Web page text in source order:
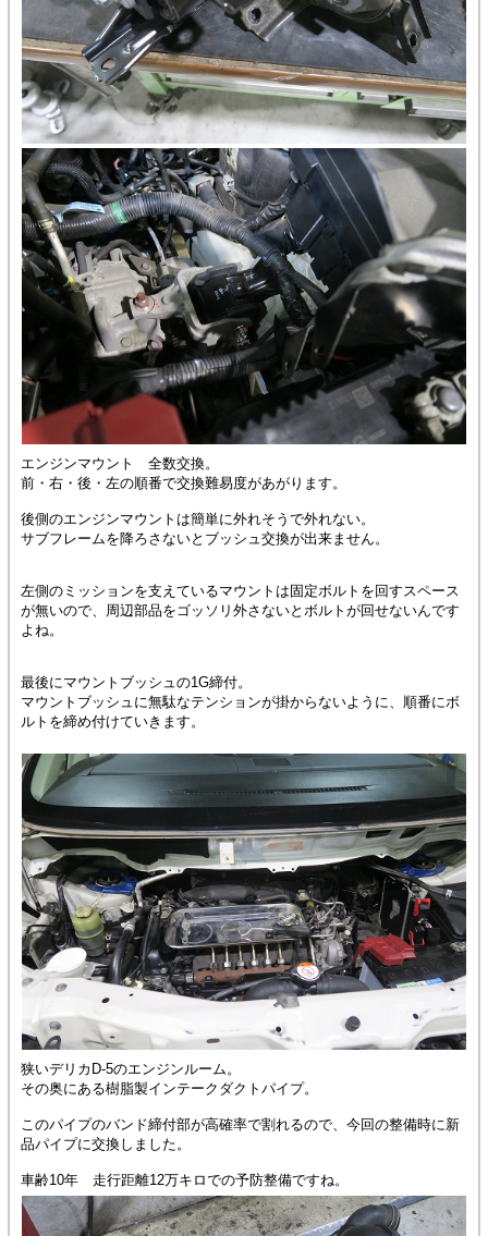
エンジンマウント 全数交換。
前・右・後・左の順番で交換難易度があがります。
後側のエンジンマウントは簡単に外れそうで外れない。
サブフレームを降ろさないとブッシュ交換が出来ません。
左側のミッションを支えているマウントは固定ボルトを回すスペース
が無いので、周辺部品をゴッソリ外さないとボルトが回せないんです
よね。
最後にマウントブッシュの1G締付。
マウントブッシュに無駄なテンションが掛からないように、順番にボ
ルトを締め付けていきます。
狭いデリカD-5のエンジンルーム。
その奥にある樹脂製インテークダクトパイプ。
このパイプのバンド締付部が高確率で割れるので、今回の整備時に新
品パイプに交換しました。
車齢10年 走行距離12万キロでの予防整備ですね。